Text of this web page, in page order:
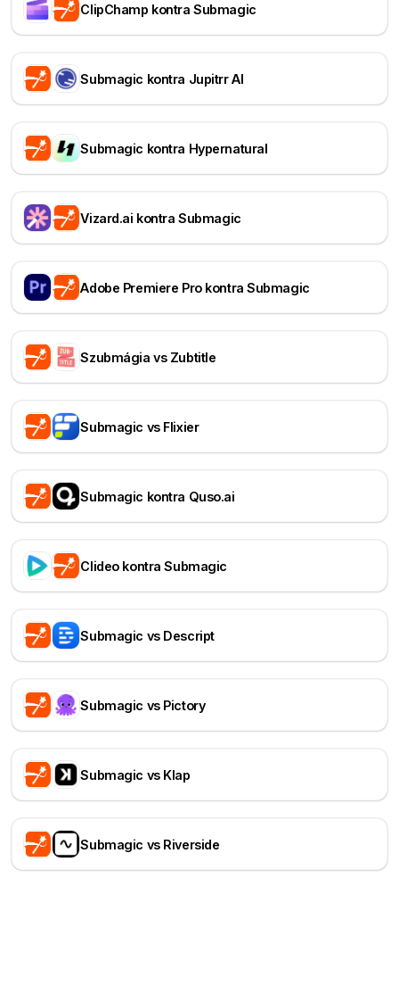
ClipChamp kontra Submagic
Submagic kontra Jupitrr AI
Submagic kontra Hypernatural
Vizard.ai kontra Submagic
Adobe Premiere Pro kontra Submagic
Szubmágia vs Zubtitle
Submagic vs Flixier
Submagic kontra Quso.ai
Clideo kontra Submagic
Submagic vs Descript
Submagic vs Pictory
Submagic vs Klap
Submagic vs Riverside